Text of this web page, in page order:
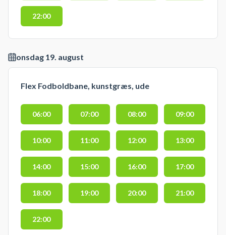
22:00
onsdag 19. august
Flex Fodboldbane, kunstgræs, ude
06:00 07:00 08:00 09:00
10:00 11:00 12:00 13:00
14:00 15:00 16:00 17:00
18:00 19:00 20:00 21:00
22:00